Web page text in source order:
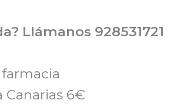
Llámanos 928531721
Canarias 6€